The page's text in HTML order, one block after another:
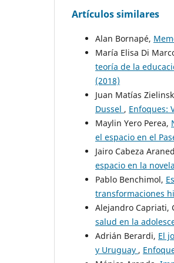
Artículos similares
Alan Bornapé,
María Elisa Di
teoría de la
(2018)
Juan Matías
Dussel , Enfoques:
Maylin Yero Perea,
el espacio en el
Jairo Cabeza
espacio en la
Pablo Benchimol,
transformaciones
Alejandro Capriati,
salud en la
Adrián Berardi, El
y Uruguay ,